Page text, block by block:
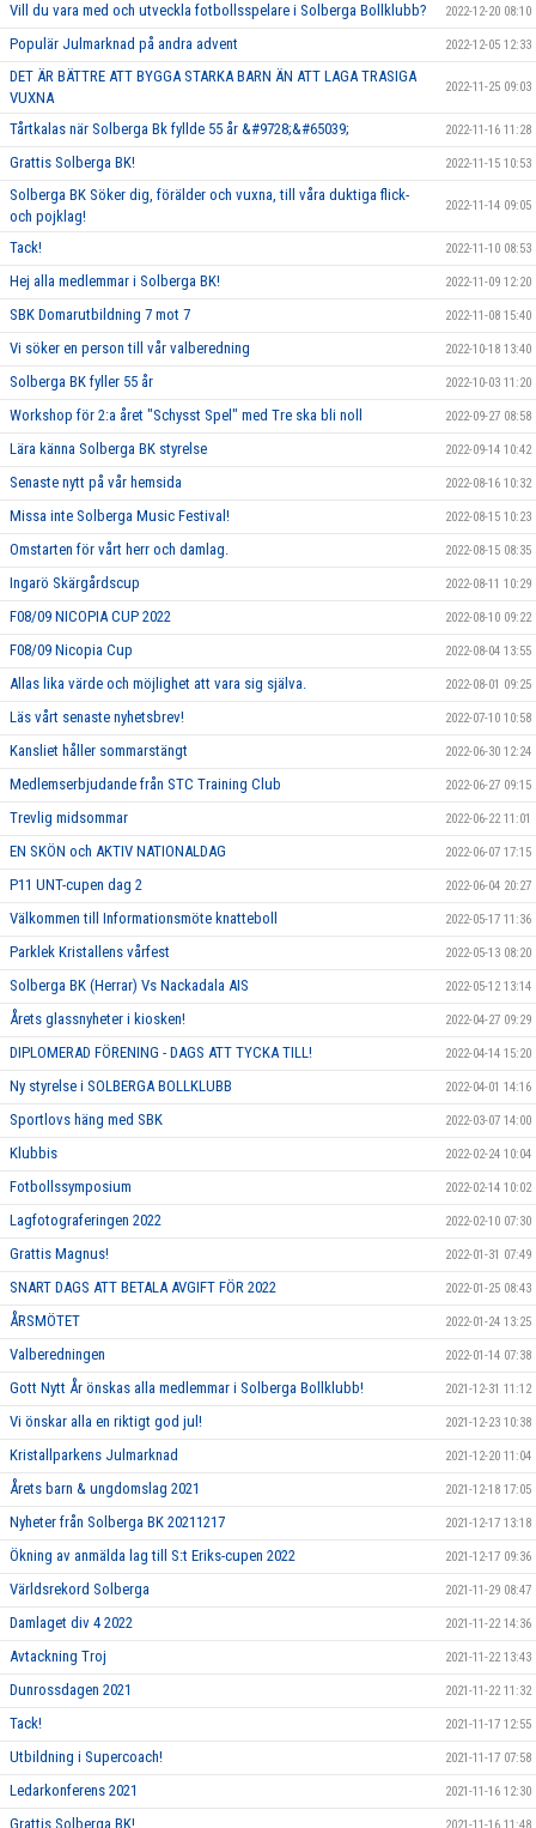
Vill du vara med och utveckla fotbollsspelare i Solberga Bollklubb? 2022-12-20 08:10
Populär Julmarknad på andra advent 2022-12-05 12:33
DET ÄR BÄTTRE ATT BYGGA STARKA BARN ÄN ATT LAGA TRASIGA
VUXNA
2022-11-25 09:03
Tårtkalas när Solberga Bk fyllde 55 år &#9728;&#65039; 2022-11-16 11:28
Grattis Solberga BK! 2022-11-15 10:53
Solberga BK Söker dig, förälder och vuxna, till våra duktiga flick-
och pojklag!
2022-11-14 09:05
Tack! 2022-11-10 08:53
Hej alla medlemmar i Solberga BK! 2022-11-09 12:20
SBK Domarutbildning 7 mot 7 2022-11-08 15:40
Vi söker en person till vår valberedning 2022-10-18 13:40
Solberga BK fyller 55 år 2022-10-03 11:20
Workshop för 2:a året "Schysst Spel" med Tre ska bli noll 2022-09-27 08:58
Lära känna Solberga BK styrelse 2022-09-14 10:42
Senaste nytt på vår hemsida 2022-08-16 10:32
Missa inte Solberga Music Festival! 2022-08-15 10:23
Omstarten för vårt herr och damlag. 2022-08-15 08:35
Ingarö Skärgårdscup 2022-08-11 10:29
F08/09 NICOPIA CUP 2022 2022-08-10 09:22
F08/09 Nicopia Cup 2022-08-04 13:55
Allas lika värde och möjlighet att vara sig själva. 2022-08-01 09:25
Läs vårt senaste nyhetsbrev! 2022-07-10 10:58
Kansliet håller sommarstängt 2022-06-30 12:24
Medlemserbjudande från STC Training Club 2022-06-27 09:15
Trevlig midsommar 2022-06-22 11:01
EN SKÖN och AKTIV NATIONALDAG 2022-06-07 17:15
P11 UNT-cupen dag 2 2022-06-04 20:27
Välkommen till Informationsmöte knatteboll 2022-05-17 11:36
Parklek Kristallens vårfest 2022-05-13 08:20
Solberga BK (Herrar) Vs Nackadala AIS 2022-05-12 13:14
Årets glassnyheter i kiosken! 2022-04-27 09:29
DIPLOMERAD FÖRENING - DAGS ATT TYCKA TILL! 2022-04-14 15:20
Ny styrelse i SOLBERGA BOLLKLUBB 2022-04-01 14:16
Sportlovs häng med SBK 2022-03-07 14:00
Klubbis 2022-02-24 10:04
Fotbollssymposium 2022-02-14 10:02
Lagfotograferingen 2022 2022-02-10 07:30
Grattis Magnus! 2022-01-31 07:49
SNART DAGS ATT BETALA AVGIFT FÖR 2022 2022-01-25 08:43
ÅRSMÖTET 2022-01-24 13:25
Valberedningen 2022-01-14 07:38
Gott Nytt År önskas alla medlemmar i Solberga Bollklubb! 2021-12-31 11:12
Vi önskar alla en riktigt god jul! 2021-12-23 10:38
Kristallparkens Julmarknad 2021-12-20 11:04
Årets barn & ungdomslag 2021 2021-12-18 17:05
Nyheter från Solberga BK 20211217 2021-12-17 13:18
Ökning av anmälda lag till S:t Eriks-cupen 2022 2021-12-17 09:36
Världsrekord Solberga 2021-11-29 08:47
Damlaget div 4 2022 2021-11-22 14:36
Avtackning Troj 2021-11-22 13:43
Dunrossdagen 2021 2021-11-22 11:32
Tack! 2021-11-17 12:55
Utbildning i Supercoach! 2021-11-17 07:58
Ledarkonferens 2021 2021-11-16 12:30
Grattis Solberga BK!